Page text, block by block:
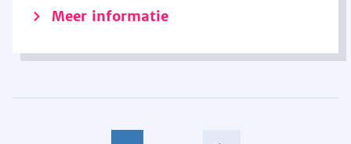
Meer informatie